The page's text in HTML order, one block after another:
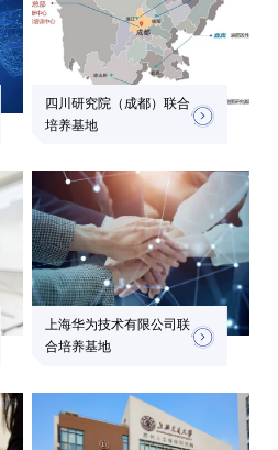
四川研究院（成都）联合
培养基地
上海华为技术有限公司联
合培养基地